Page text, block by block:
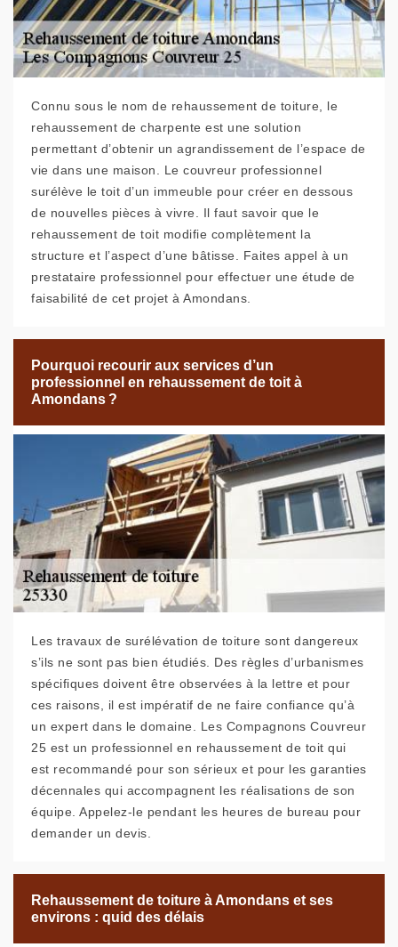
Connu sous le nom de rehaussement de toiture, le
rehaussement de charpente est une solution
permettant d’obtenir un agrandissement de l’espace de
vie dans une maison. Le couvreur professionnel
surélève le toit d’un immeuble pour créer en dessous
de nouvelles pièces à vivre. Il faut savoir que le
rehaussement de toit modifie complètement la
structure et l’aspect d’une bâtisse. Faites appel à un
prestataire professionnel pour effectuer une étude de
faisabilité de cet projet à Amondans.
Pourquoi recourir aux services d’un
professionnel en rehaussement de toit à
Amondans ?
Les travaux de surélévation de toiture sont dangereux
s’ils ne sont pas bien étudiés. Des règles d’urbanismes
spécifiques doivent être observées à la lettre et pour
ces raisons, il est impératif de ne faire confiance qu’à
un expert dans le domaine. Les Compagnons Couvreur
25 est un professionnel en rehaussement de toit qui
est recommandé pour son sérieux et pour les garanties
décennales qui accompagnent les réalisations de son
équipe. Appelez-le pendant les heures de bureau pour
demander un devis.
Rehaussement de toiture à Amondans et ses
environs : quid des délais